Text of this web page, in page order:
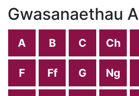
Gwasanaethau
A B C Ch
F Ff G Ng